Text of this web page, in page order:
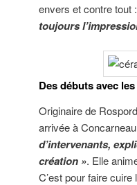
envers et contre tout :
toujours
Des débuts avec
Originaire de
arrivée à
d’intervenants,
création ». Elle
C’est pour faire